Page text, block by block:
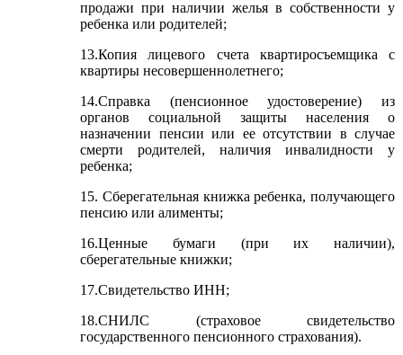
продажи при наличии желья в собственности у
ребенка или родителей;
13.Копия лицевого счета квартиросъемщика с
квартиры несовершеннолетнего;
14.Справка (пенсионное удостоверение) из
органов социальной защиты населения о
назначении пенсии или ее отсутствии в случае
смерти родителей, наличия инвалидности у
ребенка;
15. Сберегательная книжка ребенка, получающего
пенсию или алименты;
16.Ценные бумаги (при их наличии),
сберегательные книжки;
17.Свидетельство ИНН;
18.СНИЛС (страховое свидетельство
государственного пенсионного страхования).